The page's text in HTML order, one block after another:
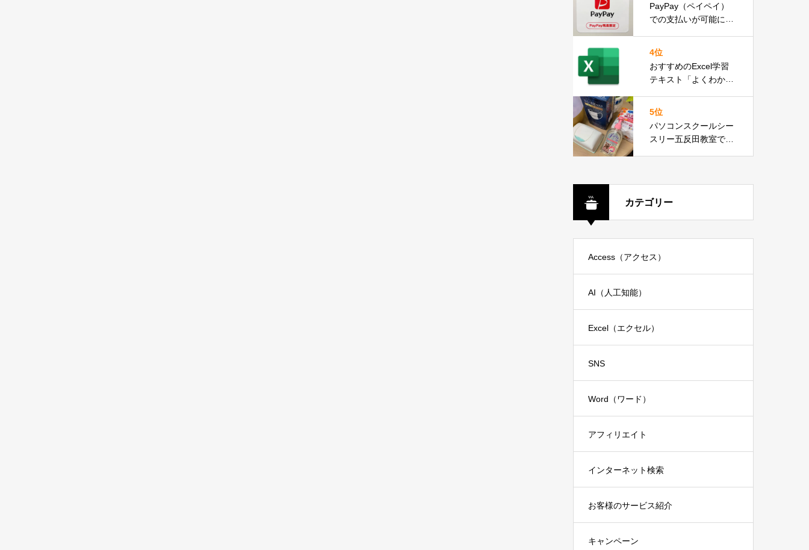
PayPay（ペイペイ）
での支払いが可能にな
4位
おすすめのExcel学習
テキスト「よくわかる
5位
パソコンスクールシー
スリー五反田教室で
カテゴリー
Access（アクセス）
AI（人工知能）
Excel（エクセル）
SNS
Word（ワード）
アフィリエイト
インターネット検索
お客様のサービス紹介
キャンペーン